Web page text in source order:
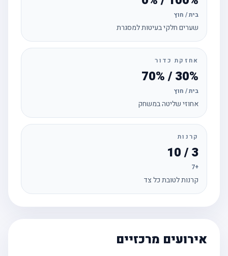
בית / חוץ
שערים חלקי בעיטות למסגרת
אחזקת כדור
30% / 70%
בית / חוץ
אחוזי שליטה במשחק
קרנות
3 / 10
קרנות לטובת כל צד
אירועים מרכזיים